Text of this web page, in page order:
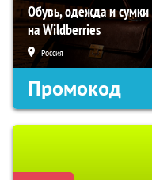
Обувь, одежда и
на Wildberries
Россия
Промокод